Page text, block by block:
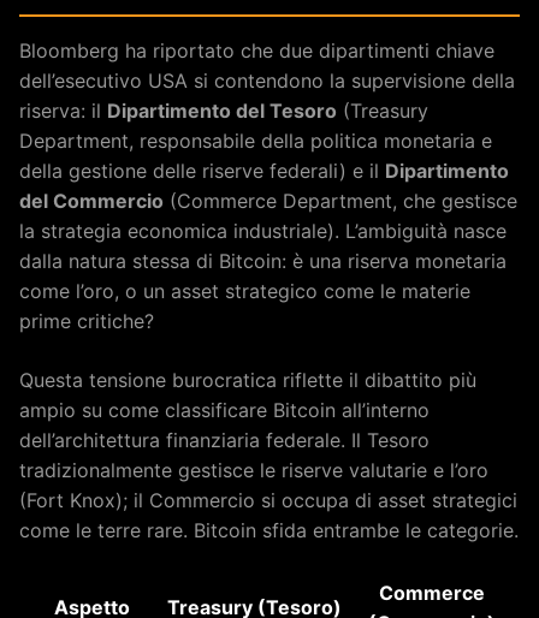
Bloomberg ha riportato che due dipartimenti chiave
dell’esecutivo USA si contendono la supervisione della
riserva: il Dipartimento del Tesoro (Treasury
Department, responsabile della politica monetaria e
della gestione delle riserve federali) e il Dipartimento
del Commercio (Commerce Department, che gestisce
la strategia economica industriale). L’ambiguità nasce
dalla natura stessa di Bitcoin: è una riserva monetaria
come l’oro, o un asset strategico come le materie
prime critiche?
Questa tensione burocratica riflette il dibattito più
ampio su come classificare Bitcoin all’interno
dell’architettura finanziaria federale. Il Tesoro
tradizionalmente gestisce le riserve valutarie e l’oro
(Fort Knox); il Commercio si occupa di asset strategici
come le terre rare. Bitcoin sfida entrambe le categorie.
Aspetto Treasury (Tesoro)
Commerce